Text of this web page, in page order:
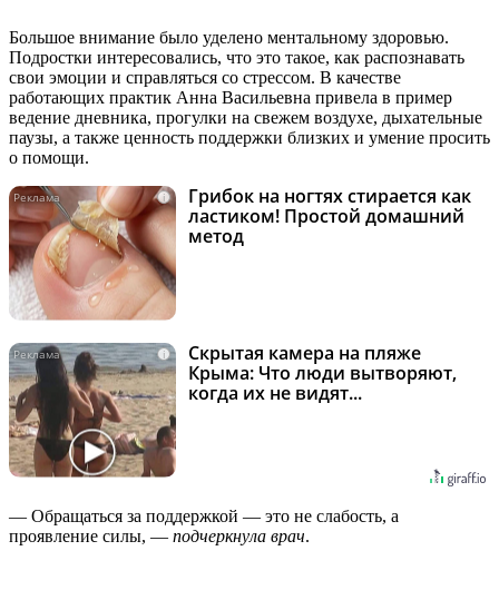
Большое внимание было уделено ментальному здоровью.
Подростки интересовались, что это такое, как распознавать
свои эмоции и справляться со стрессом. В качестве
работающих практик Анна Васильевна привела в пример
ведение дневника, прогулки на свежем воздухе, дыхательные
паузы, а также ценность поддержки близких и умение просить
о помощи.
i
Грибок на ногтях стирается как
ластиком! Простой домашний
метод
i
Скрытая камера на пляже
Крыма: Что люди вытворяют,
когда их не видят...
— Обращаться за поддержкой — это не слабость, а
проявление силы, — подчеркнула врач.